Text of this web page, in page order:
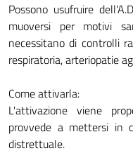
Possono usufruire
muoversi per motivi
necessitano di controlli
respiratoria, arteriopatie
Come attivarla:
L'attivazione viene
provvede a mettersi in
distrettuale.